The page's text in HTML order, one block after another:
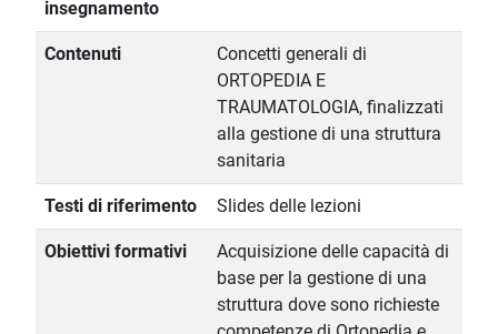
insegnamento
Contenuti
Concetti generali di
ORTOPEDIA E
TRAUMATOLOGIA, finalizzati
alla gestione di una struttura
sanitaria
Testi di riferimento Slides delle lezioni
Obiettivi formativi
Acquisizione delle capacità di
base per la gestione di una
struttura dove sono richieste